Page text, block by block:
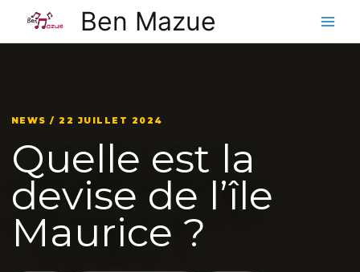
contenu
Ben Mazue
NEWS / 22 JUILLET 2024
Quelle est la
devise de l’île
Maurice ?